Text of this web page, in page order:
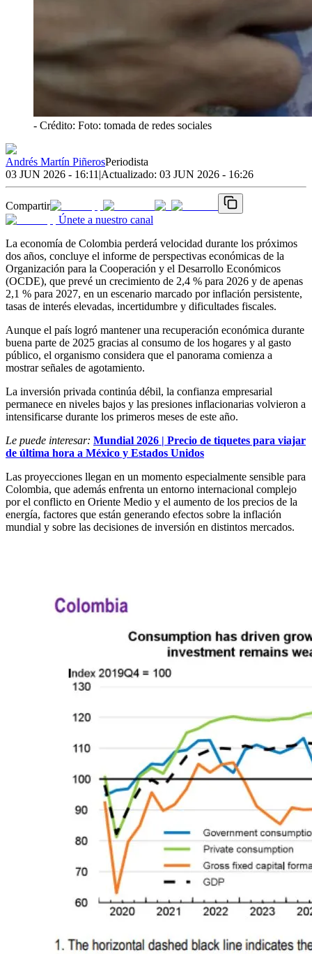
- Crédito: Foto: tomada de redes sociales
Andrés Martín PiñerosPeriodista
03 JUN 2026 - 16:11 |Actualizado: 03 JUN 2026 - 16:26
Compartir
Únete a nuestro canal
La economía de Colombia perderá velocidad durante los próximos
dos años, concluye el informe de perspectivas económicas de la
Organización para la Cooperación y el Desarrollo Económicos
(OCDE), que prevé un crecimiento de 2,4 % para 2026 y de apenas
2,1 % para 2027, en un escenario marcado por inflación persistente,
tasas de interés elevadas, incertidumbre y dificultades fiscales.
Aunque el país logró mantener una recuperación económica durante
buena parte de 2025 gracias al consumo de los hogares y al gasto
público, el organismo considera que el panorama comienza a
mostrar señales de agotamiento.
La inversión privada continúa débil, la confianza empresarial
permanece en niveles bajos y las presiones inflacionarias volvieron a
intensificarse durante los primeros meses de este año.
Le puede interesar: Mundial 2026 | Precio de tiquetes para viajar
de última hora a México y Estados Unidos
Las proyecciones llegan en un momento especialmente sensible para
Colombia, que además enfrenta un entorno internacional complejo
por el conflicto en Oriente Medio y el aumento de los precios de la
energía, factores que están generando efectos sobre la inflación
mundial y sobre las decisiones de inversión en distintos mercados.